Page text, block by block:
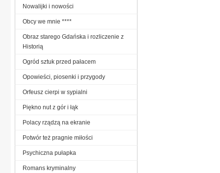
Nowalijki i nowości
Obcy we mnie ****
Obraz starego Gdańska i rozliczenie z
Historią
Ogród sztuk przed pałacem
Opowieści, piosenki i przygody
Orfeusz cierpi w sypialni
Piękno nut z gór i łąk
Polacy rządzą na ekranie
Potwór też pragnie miłości
Psychiczna pułapka
Romans kryminalny